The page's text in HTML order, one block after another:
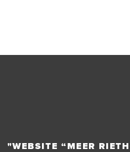
"WEBSITE “MEER